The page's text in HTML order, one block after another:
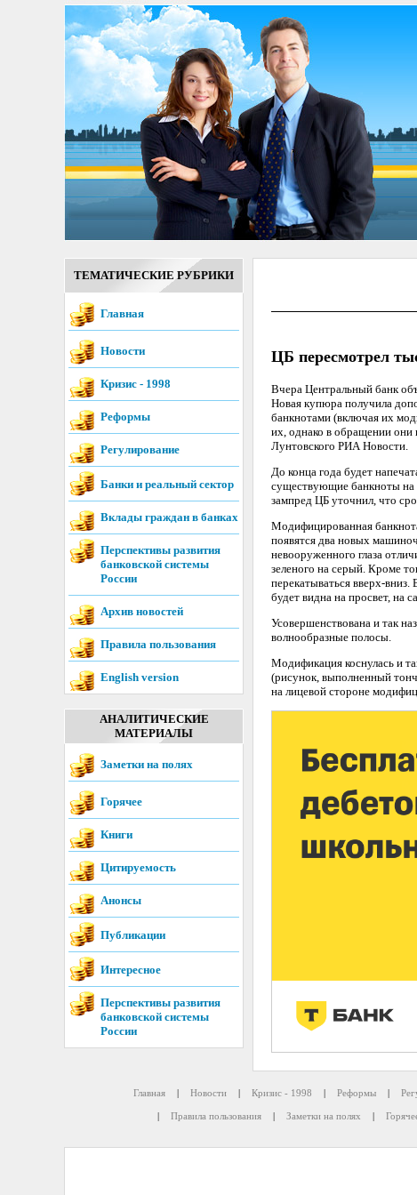
ТЕМАТИЧЕСКИЕ РУБРИКИ
Главная
Новости
Кризис - 1998
Реформы
Регулирование
Банки и реальный сектор
Вклады граждан в банках
Перспективы развития
банковской системы
России
Архив новостей
Правила пользования
English version
АНАЛИТИЧЕСКИЕ
МАТЕРИАЛЫ
Заметки на полях
Горячее
Книги
Цитируемость
Анонсы
Публикации
Интересное
Перспективы развития
банковской системы
России
ЦБ пересмотрел
Вчера Центральный банк
Новая купюра получила
банкнотами (включая их
их, однако в обращении они
Лунтовского РИА Новости.
До конца года будет
существующие банкноты на
зампред ЦБ уточнил, что
Модифицированная
появятся два новых
невооруженного глаза
зеленого на серый. Кроме
перекатываться вверх-
будет видна на просвет, на
Усовершенствована и так
волнообразные полосы.
Модификация коснулась и
(рисунок, выполненный
на лицевой стороне
Главная | Новости | Кризис - 1998 | Реформы |
| Правила пользования | Заметки на полях |